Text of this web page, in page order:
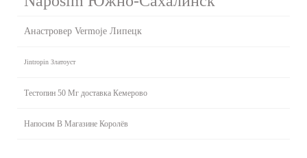
Анастровер Vermoje Липецк
Jintropin Златоуст
Тестопин 50 Мг доставка Кемерово
Напосим В Магазине Королёв